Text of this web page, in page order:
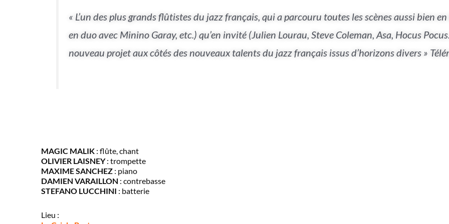
« L’un des plus grands flûtistes du jazz français, qui a parcouru toutes les scènes aussi bien
en duo avec Minino Garay, etc.) qu’en invité (Julien Lourau, Steve Coleman, Asa, Hocus
nouveau projet aux côtés des nouveaux talents du jazz français issus d’horizons divers »
MAGIC MALIK : flûte, chant
OLIVIER LAISNEY: trompette
MAXIME SANCHEZ : piano
DAMIEN VARAILLON : contrebasse
STEFANO LUCCHINI : batterie
Lieu :